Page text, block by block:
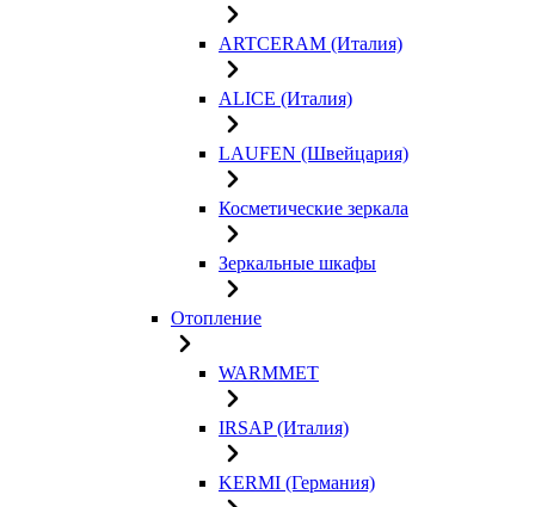
ARTCERAM (Италия)
ALICE (Италия)
LAUFEN (Швейцария)
Косметические зеркала
Зеркальные шкафы
Отопление
WARMMET
IRSAP (Италия)
KERMI (Германия)